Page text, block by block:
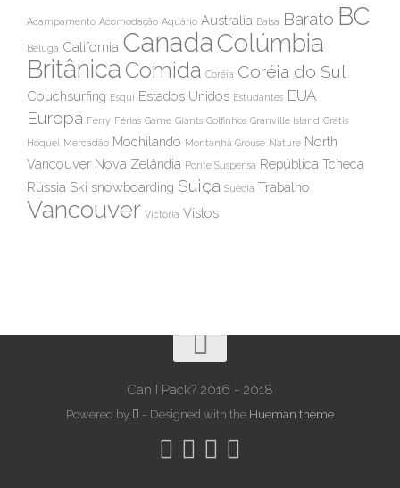
Acampamento Acomodação Aquário Australia Balsa Barato BC
Beluga California CanadaColúmbia
Britânica Comida Coréia Coréia do Sul
Couchsurfing Esqui Estados Unidos Estudantes EUA
Europa Ferry Férias Game Giants Golfinhos Granville Island Grátis
Hóquei Mercadão Mochilando Montanha Grouse Nature North
Vancouver Nova Zelândia Ponte Suspensa República Tcheca
Rússia Ski snowboarding Suiça Suécia Trabalho
Vancouver Victoria Vistos
Can I Pack? 2016 - 2018
Powered by - Designed with the Hueman theme